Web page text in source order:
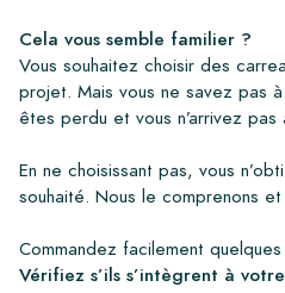
Cela vous semble familier ?
Vous souhaitez choisir des
projet. Mais vous ne savez pas
êtes perdu et vous n’arrivez
En ne choisissant pas, vous
souhaité. Nous le comprenons
Commandez facilement
Vérifiez s’ils s’intègrent à